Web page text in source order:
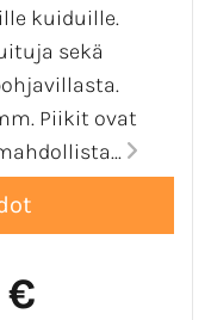
kuiduille.
sekä
Piikit ovat